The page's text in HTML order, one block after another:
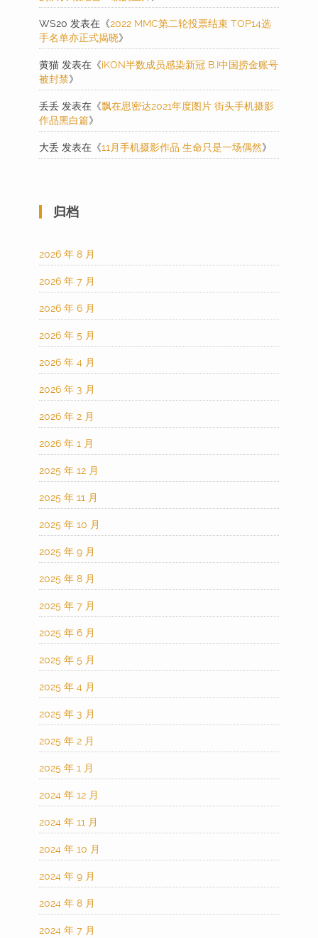
WS20 发表在《2022 MMC第二轮投票结束 TOP14选
手名单亦正式揭晓》
黄猫 发表在《iKON半数成员感染新冠 B.I中国捞金账号
被封禁》
丢丢 发表在《飘在思密达2021年度图片 街头手机摄影
作品黑白篇》
大丢 发表在《11月手机摄影作品 生命只是一场偶然》
归档
2026 年 8 月
2026 年 7 月
2026 年 6 月
2026 年 5 月
2026 年 4 月
2026 年 3 月
2026 年 2 月
2026 年 1 月
2025 年 12 月
2025 年 11 月
2025 年 10 月
2025 年 9 月
2025 年 8 月
2025 年 7 月
2025 年 6 月
2025 年 5 月
2025 年 4 月
2025 年 3 月
2025 年 2 月
2025 年 1 月
2024 年 12 月
2024 年 11 月
2024 年 10 月
2024 年 9 月
2024 年 8 月
2024 年 7 月